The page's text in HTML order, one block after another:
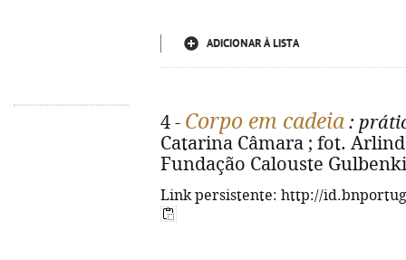
ADICIONAR À LISTA
4 - Corpo em cadeia :
Catarina Câmara ; fot.
Fundação Calouste
Link persistente: http://